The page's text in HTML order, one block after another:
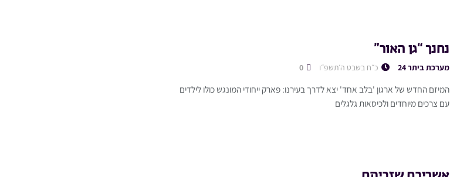
נחנך “גן האור”
מערכת ביתר 24 כ״ח בשבט ה׳תשפ״ו
המיזם החדש של ארגון 'בלב אחד' יצא לדרך בעירנו: פארק ייחודי המונגש כולו לילדים
עם צרכים מיוחדים ולכיסאות גלגלים